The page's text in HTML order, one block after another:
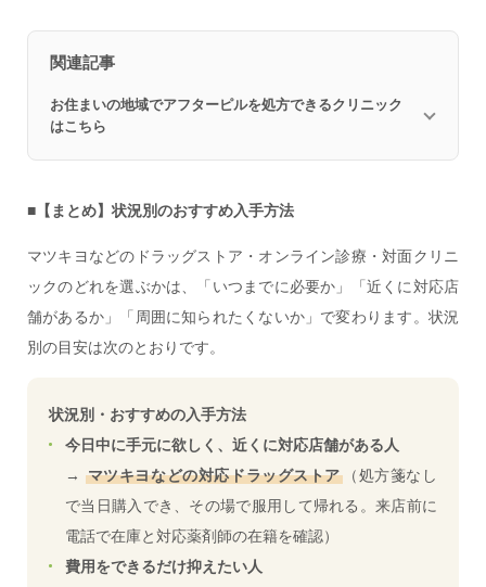
関連記事
お住まいの地域でアフターピルを処方できるクリニック
はこちら
■【まとめ】状況別のおすすめ入手方法
マツキヨなどのドラッグストア・オンライン診療・対面クリニ
ックのどれを選ぶかは、「いつまでに必要か」「近くに対応店
舗があるか」「周囲に知られたくないか」で変わります。状況
別の目安は次のとおりです。
状況別・おすすめの入手方法
今日中に手元に欲しく、近くに対応店舗がある人
→ マツキヨなどの対応ドラッグストア
（処方箋なし
で当日購入でき、その場で服用して帰れる。来店前に
電話で在庫と対応薬剤師の在籍を確認）
費用をできるだけ抑えたい人